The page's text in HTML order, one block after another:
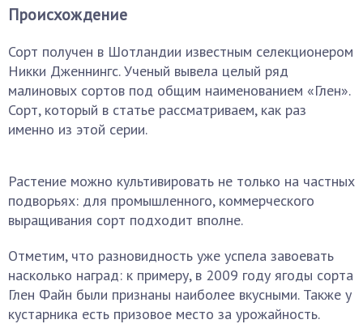
Происхождение
Сорт получен в Шотландии известным селекционером
Никки Дженнингс. Ученый вывела целый ряд
малиновых сортов под общим наименованием «Глен».
Сорт, который в статье рассматриваем, как раз
именно из этой серии.
Растение можно культивировать не только на частных
подворьях: для промышленного, коммерческого
выращивания сорт подходит вполне.
Отметим, что разновидность уже успела завоевать
насколько наград: к примеру, в 2009 году ягоды сорта
Глен Файн были признаны наиболее вкусными. Также у
кустарника есть призовое место за урожайность.